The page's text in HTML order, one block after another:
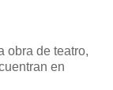
obra de teatro,
en